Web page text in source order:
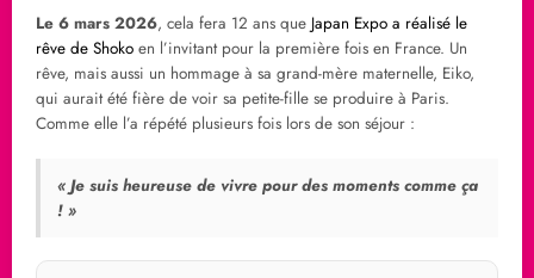
Le 6 mars 2026, cela fera 12 ans que Japan Expo a réalisé le
rêve de Shoko en l’invitant pour la première fois en France. Un
rêve, mais aussi un hommage à sa grand-mère maternelle, Eiko,
qui aurait été fière de voir sa petite-fille se produire à Paris.
Comme elle l’a répété plusieurs fois lors de son séjour :
« Je suis heureuse de vivre pour des moments comme ça
! »